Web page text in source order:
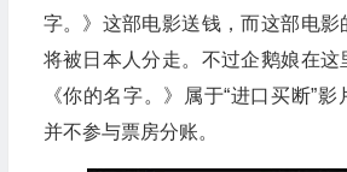
字。》这部电影送钱，而这部电影
将被日本人分走。不过企鹅娘在这
《你的名字。》属于“进口买断”
并不参与票房分账。